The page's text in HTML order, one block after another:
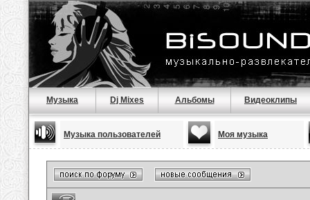
Музыка Dj Mixes Альбомы Видеоклипы
Музыка пользователей Моя музыка